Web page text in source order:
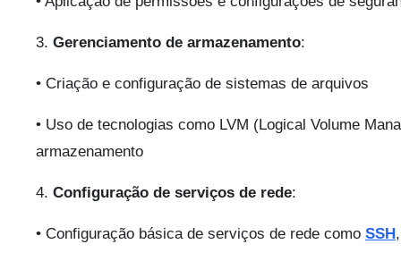
3. Gerenciamento de armazenamento:
• Criação e configuração de sistemas de arquivos
• Uso de tecnologias como LVM (Logical Volume
armazenamento
4. Configuração de serviços de rede:
• Configuração básica de serviços de rede como SSH